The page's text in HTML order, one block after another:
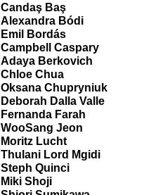
Besetzung
Candaş Baş
Alexandra Bódi
Emil Bordás
Campbell Caspary
Adaya Berkovich
Chloe Chua
Oksana Chupryniuk
Deborah Dalla Valle
Fernanda Farah
WooSang Jeon
Moritz Lucht
Thulani Lord Mgidi
Steph Quinci
Miki Shoji